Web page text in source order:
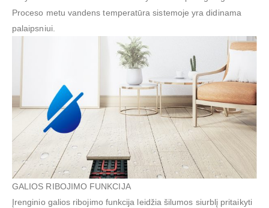
Proceso metu vandens temperatūra sistemoje yra didinama
palaipsniui.
GALIOS RIBOJIMO FUNKCIJA
Įrenginio galios ribojimo funkcija leidžia šilumos siurblį pritaikyti